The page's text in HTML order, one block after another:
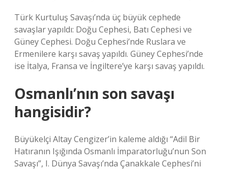
Türk Kurtuluş Savaşı’nda üç büyük cephede
savaşlar yapıldı: Doğu Cephesi, Batı Cephesi ve
Güney Cephesi. Doğu Cephesi’nde Ruslara ve
Ermenilere karşı savaş yapıldı. Güney Cephesi’nde
ise İtalya, Fransa ve İngiltere’ye karşı savaş yapıldı.
Osmanlı’nın son savaşı
hangisidir?
Büyükelçi Altay Cengizer’in kaleme aldığı “Adil Bir
Hatıranın Işığında Osmanlı İmparatorluğu’nun Son
Savaşı”, I. Dünya Savaşı’nda Çanakkale Cephesi’ni